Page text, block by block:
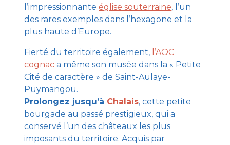
l’impressionnanteéglise souterraine, l’un
des rares exemples dans l’hexagone et la
plus haute d’Europe.
Fierté du territoire également, l’AOC
cognac a même son musée dans la « Petite
Cité de caractère » de Saint-Aulaye-
Puymangou.
Prolongez jusqu’à Chalais, cette petite
bourgade au passé prestigieux, qui a
conservé l’un des châteaux les plus
imposants du territoire. Acquis par